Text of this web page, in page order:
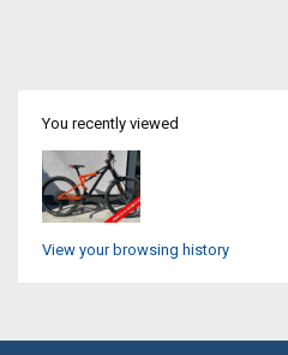
You recently viewed
View your browsing history